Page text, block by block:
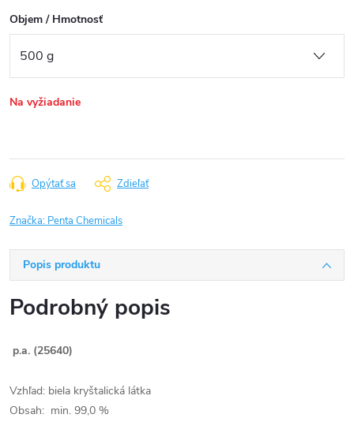
Objem / Hmotnosť
Na vyžiadanie
Opýtať sa Zdieľať
Značka: Penta Chemicals
Popis produktu
Podrobný popis
p.a. (25640)
Vzhľad: biela kryštalická látka
Obsah: min. 99,0 %